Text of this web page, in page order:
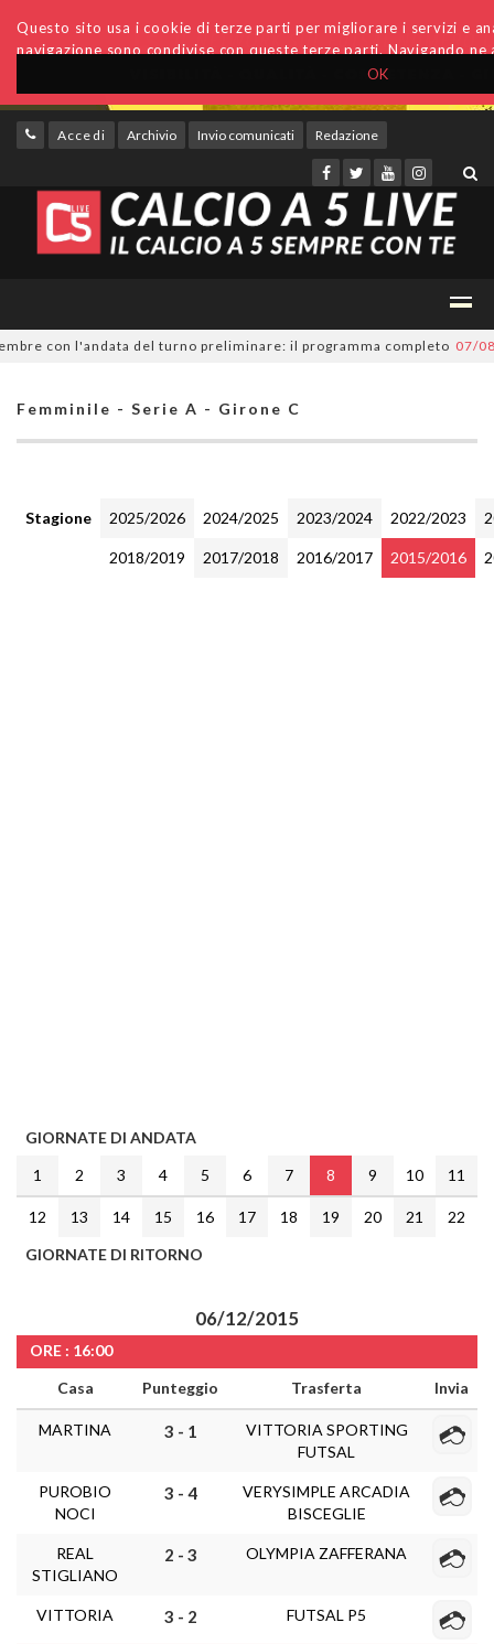
OK
Questo sito usa i cookie di terze parti per migliorare i servizi e
navigazione sono condivise con queste terze parti. Navigando
Accedi Archivio Invio comunicati Redazione
con l'andata del turno preliminare: il programma completo 07/08/
Femminile - Serie A - Girone C
Stagione 2025/2026 2024/2025 2023/2024 2022/2023
2018/2019 2017/2018 2016/2017 2015/2016
GIORNATE DI ANDATA
1
2 3 4 5 6 7 8 9 10 11
12 13 14 15 16 17 18 19 20 21
22
GIORNATE DI RITORNO
06/12/2015
ORE : 16:00
Casa
Punteggio Trasferta Invia
MARTINA 3 - 1
VITTORIA SPORTING
FUTSAL
PUROBIO
NOCI
3 - 4
VERYSIMPLE ARCADIA
BISCEGLIE
REAL
STIGLIANO
2 - 3 OLYMPIA ZAFFERANA
VITTORIA 3 - 2 FUTSAL P5